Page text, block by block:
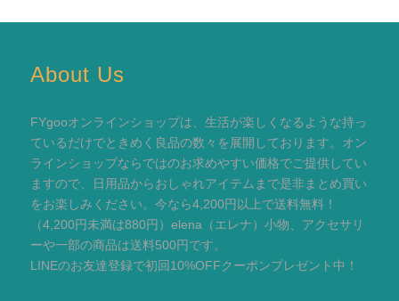
About Us
FYgooオンラインショップは、生活が楽しくなるような持っ
ているだけでときめく良品の数々を展開しております。オン
ラインショップならではのお求めやすい価格でご提供してい
ますので、日用品からおしゃれアイテムまで是非まとめ買い
をお楽しみください。今なら4,200円以上で送料無料！
（4,200円未満は880円）elena（エレナ）小物、アクセサリ
ーや一部の商品は送料500円です。
LINEのお友達登録で初回10%OFFクーポンプレゼント中！